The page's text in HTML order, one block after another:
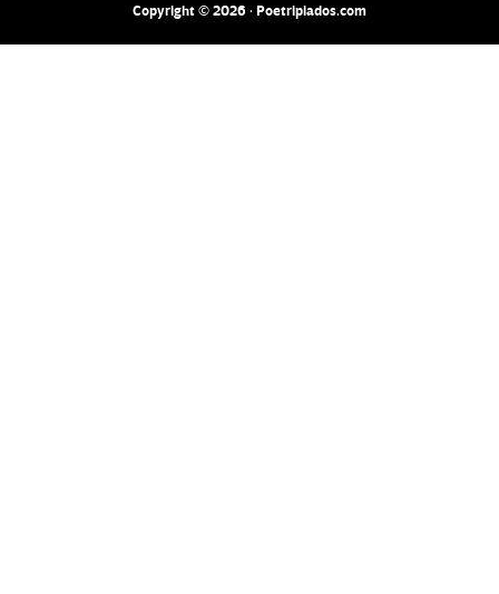
Copyright © 2026 · Poetripiados.com